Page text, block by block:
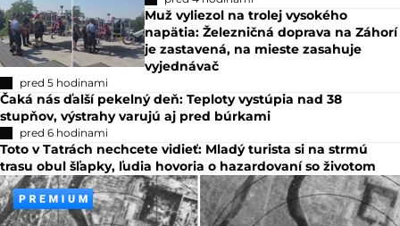
Muž vyliezol na trolej vysokého
napätia: Železničná doprava na Záhorí
je zastavená, na mieste zasahuje
vyjednávač
pred 5 hodinami
Čaká nás ďalší pekelný deň: Teploty vystúpia nad 38
stupňov, výstrahy varujú aj pred búrkami
pred 6 hodinami
Toto v Tatrách nechcete vidieť: Mladý turista si na strmú
trasu obul šľapky, ľudia hovoria o hazardovaní so životom